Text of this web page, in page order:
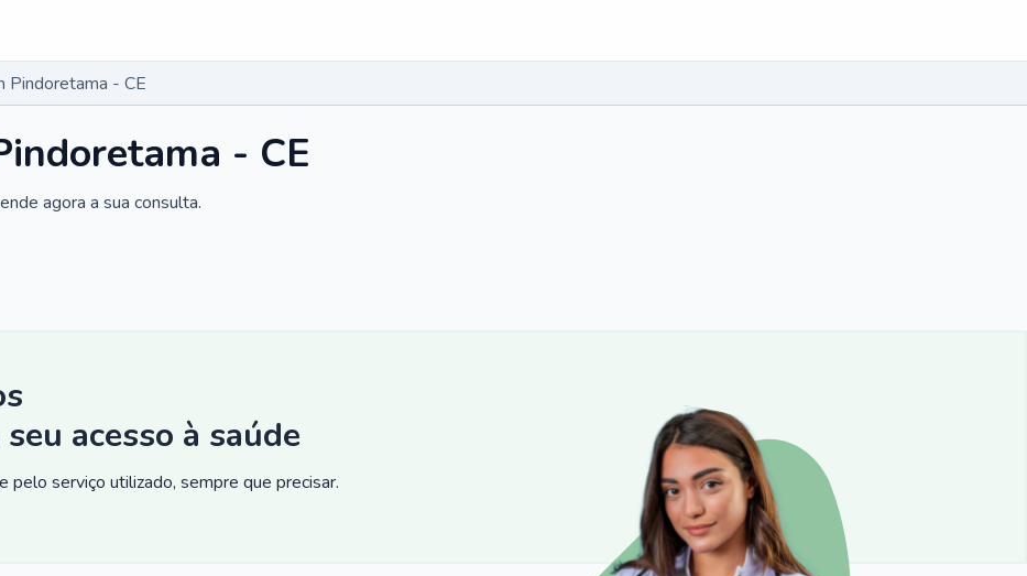
Pindoretama - CE
- CE
agora a sua consulta.
acesso à saúde
pelo serviço utilizado, sempre que precisar.